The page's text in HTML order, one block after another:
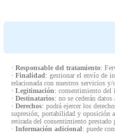
· Responsable del tratamiento:
· Finalidad: gestionar el envío de
relacionada con nuestros servicios y/
· Legitimación: consentimiento del
· Destinatarios: no se cederán
· Derechos: podrá ejercer los
supresión, portabilidad y oposición
retirada del consentimiento prestado
· Información adicional: puede